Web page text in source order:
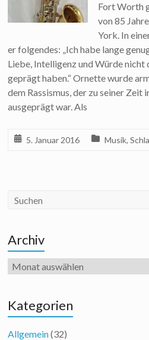
Fort Worth
von 85
York. In
er folgendes: „Ich habe lange
Liebe, Intelligenz und Würde nicht
geprägt haben.“ Ornette wurde
dem Rassismus, der zu seiner Zeit
ausgeprägt war. Als
5. Januar 2016 Musik,
Archiv
Archiv
Kategorien
Allgemein(32)